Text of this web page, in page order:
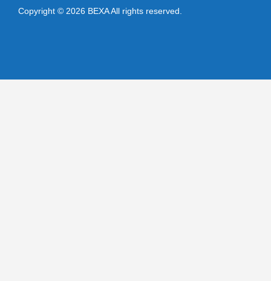
Copyright © 2026 BEXA All rights reserved.